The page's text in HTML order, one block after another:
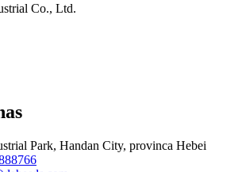
Co., Ltd.
Park, Handan City, provinca Hebei